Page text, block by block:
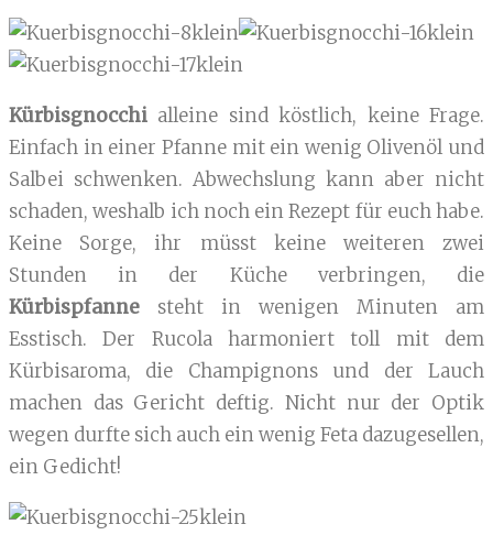
Kürbisgnocchi alleine sind köstlich, keine Frage.
Einfach in einer Pfanne mit ein wenig Olivenöl und
Salbei schwenken. Abwechslung kann aber nicht
schaden, weshalb ich noch ein Rezept für euch habe.
Keine Sorge, ihr müsst keine weiteren zwei
Stunden in der Küche verbringen, die
Kürbispfanne steht in wenigen Minuten am
Esstisch. Der Rucola harmoniert toll mit dem
Kürbisaroma, die Champignons und der Lauch
machen das Gericht deftig. Nicht nur der Optik
wegen durfte sich auch ein wenig Feta dazugesellen,
ein Gedicht!